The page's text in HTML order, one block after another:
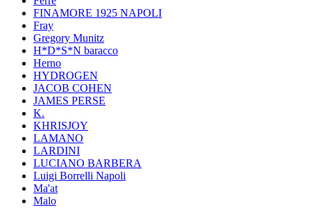
FINAMORE 1925 NAPOLI
Fray
Gregory Munitz
H*D*S*N baracco
Herno
HYDROGEN
JACOB COHEN
JAMES PERSE
K.
KHRISJOY
LAMANO
LARDINI
LUCIANO BARBERA
Luigi Borrelli Napoli
Ma'at
Malo